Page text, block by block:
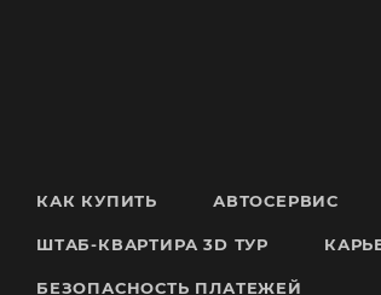
КАК КУПИТЬ АВТОСЕРВИС
ШТАБ-КВАРТИРА 3D ТУР
БЕЗОПАСНОСТЬ ПЛАТЕЖЕЙ